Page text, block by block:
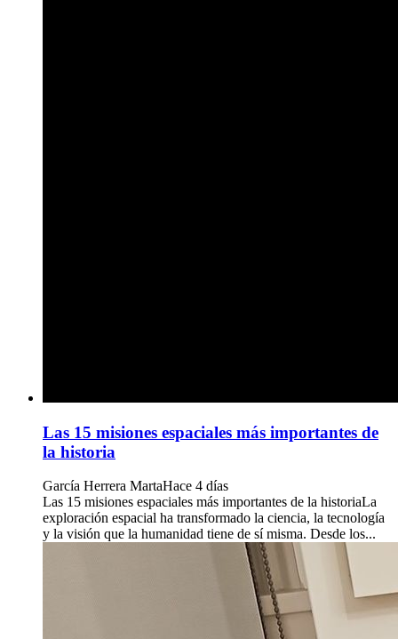
Las 15 misiones espaciales más importantes de
la historia
García Herrera MartaHace 4 días
Las 15 misiones espaciales más importantes de la historiaLa
exploración espacial ha transformado la ciencia, la tecnología
y la visión que la humanidad tiene de sí misma. Desde los...